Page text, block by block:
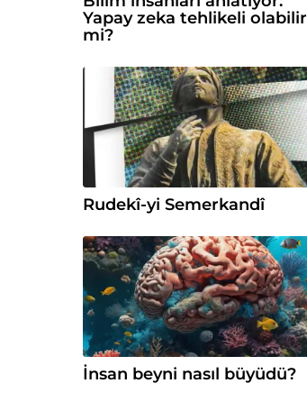
Yapay zeka tehlikeli olabilir
mi?
Rudekî-yi Semerkandî
İnsan beyni nasıl büyüdü?